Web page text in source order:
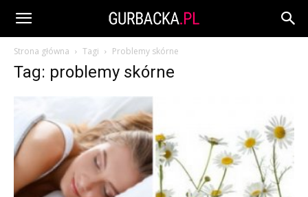
Strona główna Tagi Problemy skórne
Tag: problemy skórne